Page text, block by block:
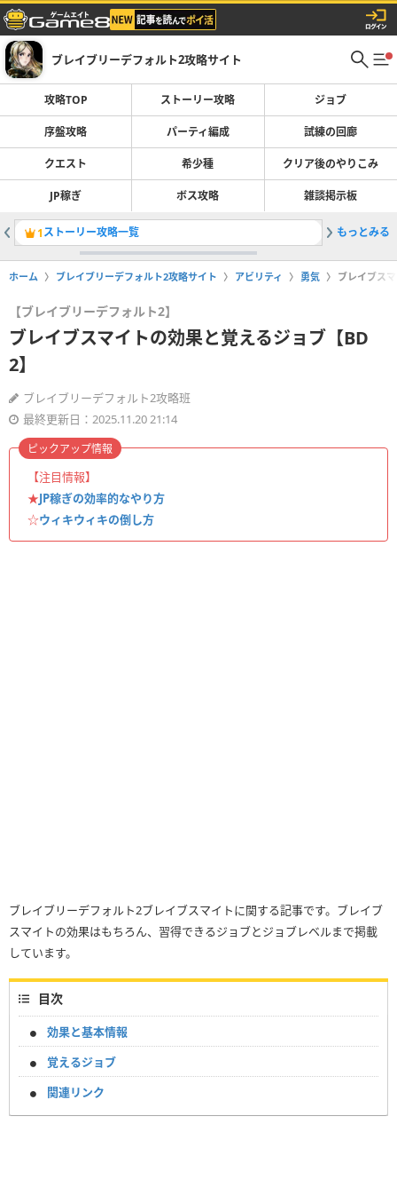
ブレイブリーデフォルト2攻略サイト
攻略TOP ストーリー攻略 ジョブ
序盤攻略 パーティ編成 試練の回廊
クエスト 希少種 クリア後のやりこみ
JP稼ぎ ボス攻略 雑談掲示板
1ストーリー攻略一覧 2ウィズ
もっとみる
ホーム ブレイブリーデフォルト2攻略サイト アビリティ 勇気 ブレイブス
【ブレイブリーデフォルト2】
ブレイブスマイトの効果と覚えるジョブ【BD
2】
ブレイブリーデフォルト2攻略班
最終更新日：2025.11.20 21:14
【注目情報】
★JP稼ぎの効率的なやり方
☆ウィキウィキの倒し方
ピックアップ情報
ブレイブリーデフォルト2ブレイブスマイトに関する記事です。ブレイブ
スマイトの効果はもちろん、習得できるジョブとジョブレベルまで掲載
しています。
目次
効果と基本情報
覚えるジョブ
関連リンク